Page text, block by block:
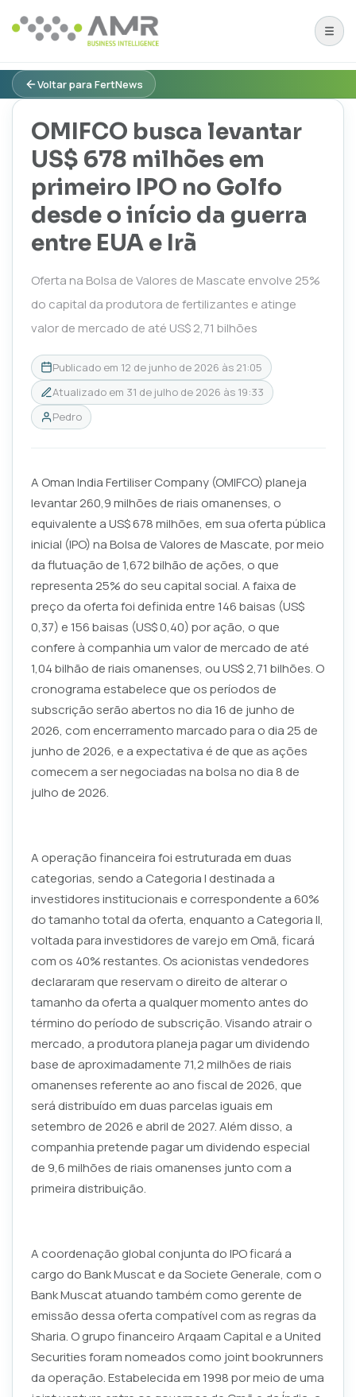
Voltar para FertNews
OMIFCO busca levantar
US$ 678 milhões em
primeiro IPO no Golfo
desde o início da guerra
entre EUA e Irã
Oferta na Bolsa de Valores de Mascate envolve 25%
do capital da produtora de fertilizantes e atinge
valor de mercado de até US$ 2,71 bilhões
Publicado em 12 de junho de 2026 às 21:05
Atualizado em 31 de julho de 2026 às 19:33
Pedro
A Oman India Fertiliser Company (OMIFCO) planeja
levantar 260,9 milhões de riais omanenses, o
equivalente a US$ 678 milhões, em sua oferta pública
inicial (IPO) na Bolsa de Valores de Mascate, por meio
da flutuação de 1,672 bilhão de ações, o que
representa 25% do seu capital social. A faixa de
preço da oferta foi definida entre 146 baisas (US$
0,37) e 156 baisas (US$ 0,40) por ação, o que
confere à companhia um valor de mercado de até
1,04 bilhão de riais omanenses, ou US$ 2,71 bilhões. O
cronograma estabelece que os períodos de
subscrição serão abertos no dia 16 de junho de
2026, com encerramento marcado para o dia 25 de
junho de 2026, e a expectativa é de que as ações
comecem a ser negociadas na bolsa no dia 8 de
julho de 2026.
A operação financeira foi estruturada em duas
categorias, sendo a Categoria I destinada a
investidores institucionais e correspondente a 60%
do tamanho total da oferta, enquanto a Categoria II,
voltada para investidores de varejo em Omã, ficará
com os 40% restantes. Os acionistas vendedores
declararam que reservam o direito de alterar o
tamanho da oferta a qualquer momento antes do
término do período de subscrição. Visando atrair o
mercado, a produtora planeja pagar um dividendo
base de aproximadamente 71,2 milhões de riais
omanenses referente ao ano fiscal de 2026, que
será distribuído em duas parcelas iguais em
setembro de 2026 e abril de 2027. Além disso, a
companhia pretende pagar um dividendo especial
de 9,6 milhões de riais omanenses junto com a
primeira distribuição.
A coordenação global conjunta do IPO ficará a
cargo do Bank Muscat e da Societe Generale, com o
Bank Muscat atuando também como gerente de
emissão dessa oferta compatível com as regras da
Sharia. O grupo financeiro Arqaam Capital e a United
Securities foram nomeados como joint bookrunners
da operação. Estabelecida em 1998 por meio de uma